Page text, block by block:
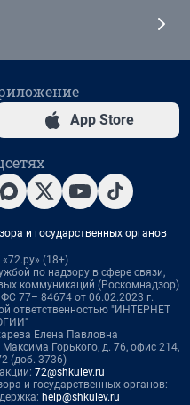
App Store
и государственных органов
(18+)
по надзору в сфере связи,
коммуникаций (Роскомнадзор)
77– 84674 от 06.02.2023 г.
ответственностью "ИНТЕРНЕТ
Елена Павловна
Горького, д. 76, офис 214,
(доб. 3736)
72@shkulev.ru
и государственных органов:
help@shkulev.ru